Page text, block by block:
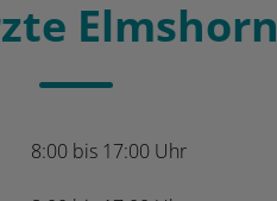
Elmshorn
8:00 bis 17:00 Uhr